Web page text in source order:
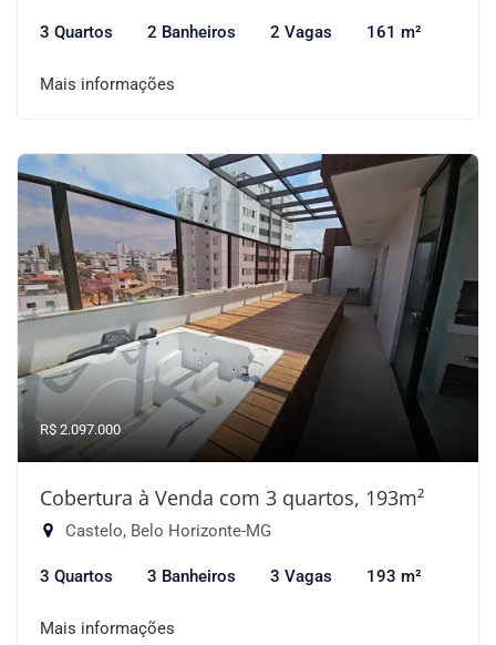
3 Quartos 2 Banheiros 2 Vagas 161 m²
Mais informações
R$ 2.097.000
Cobertura à Venda com 3 quartos, 193m²
Castelo, Belo Horizonte-MG
3 Quartos 3 Banheiros 3 Vagas 193 m²
Mais informações